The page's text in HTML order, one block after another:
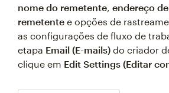
nome do remetente, endereço
remetente e opções de
as configurações de fluxo de
etapa Email (E-mails) do criador
clique em Edit Settings (Editar